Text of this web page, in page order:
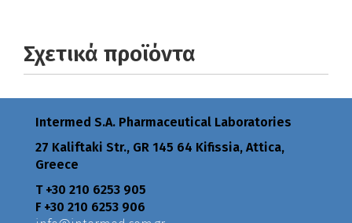
Σχετικά προϊόντα
Intermed S.A. Pharmaceutical Laboratories
27 Kaliftaki Str., GR 145 64 Κifissia, Attica,
Greece
Τ +30 210 6253 905
F +30 210 6253 906